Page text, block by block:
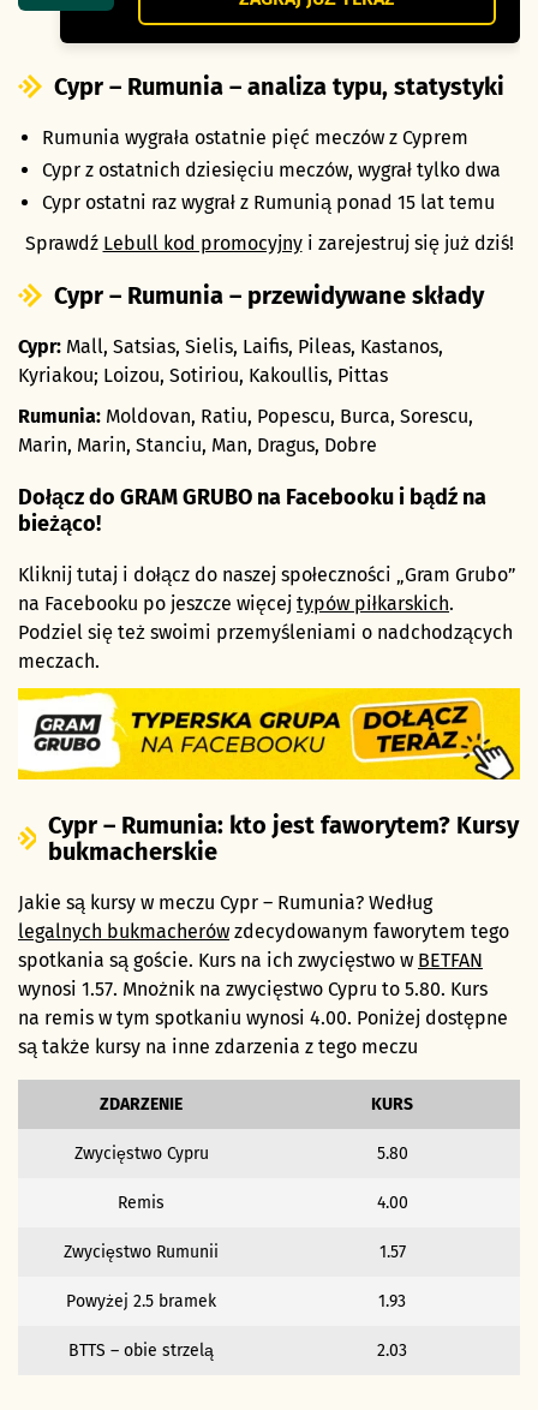
Cypr – Rumunia – analiza typu, statystyki
Rumunia wygrała ostatnie pięć meczów z Cyprem
Cypr z ostatnich dziesięciu meczów, wygrał tylko dwa
Cypr ostatni raz wygrał z Rumunią ponad 15 lat temu
Sprawdź Lebull kod promocyjnyi zarejestruj się już dziś!
Cypr – Rumunia – przewidywane składy
Cypr: Mall, Satsias, Sielis, Laifis, Pileas, Kastanos,
Kyriakou; Loizou, Sotiriou, Kakoullis, Pittas
Rumunia: Moldovan, Ratiu, Popescu, Burca, Sorescu,
Marin, Marin, Stanciu, Man, Dragus, Dobre
Dołącz do GRAM GRUBO na Facebooku i bądź na
bieżąco!
Kliknij tutaj i dołącz do naszej społeczności „Gram Grubo”
na Facebooku po jeszcze więcej typów piłkarskich.
Podziel się też swoimi przemyśleniami o nadchodzących
meczach.
Cypr – Rumunia: kto jest faworytem? Kursy
bukmacherskie
Jakie są kursy w meczu Cypr – Rumunia? Według
legalnych bukmacherów zdecydowanym faworytem tego
spotkania są goście. Kurs na ich zwycięstwo w BETFAN
wynosi 1.57. Mnożnik na zwycięstwo Cypru to 5.80. Kurs
na remis w tym spotkaniu wynosi 4.00. Poniżej dostępne
są także kursy na inne zdarzenia z tego meczu
ZDARZENIE KURS
Zwycięstwo Cypru 5.80
Remis 4.00
Zwycięstwo Rumunii 1.57
Powyżej 2.5 bramek 1.93
BTTS – obie strzelą 2.03